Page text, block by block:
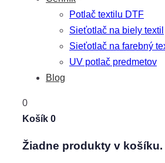
Potlač textilu DTF
Sieťotlač na biely textil
Sieťotlač na farebný
UV potlač predmetov
Blog
0
Košík 0
Žiadne produkty v košíku.